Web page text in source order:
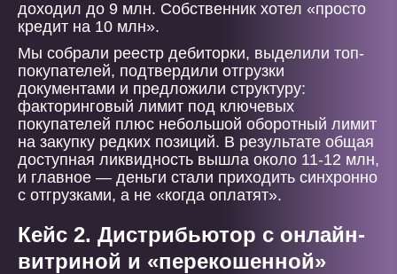
доходил до 9 млн. Собственник хотел «просто
кредит на 10 млн».
Мы собрали реестр дебиторки, выделили топ-
покупателей, подтвердили отгрузки
документами и предложили структуру:
факторинговый лимит под ключевых
покупателей плюс небольшой оборотный лимит
на закупку редких позиций. В результате общая
доступная ликвидность вышла около 11-12 млн,
и главное — деньги стали приходить синхронно
с отгрузками, а не «когда оплатят».
Кейс 2. Дистрибьютор с онлайн-
витриной и «перекошенной»